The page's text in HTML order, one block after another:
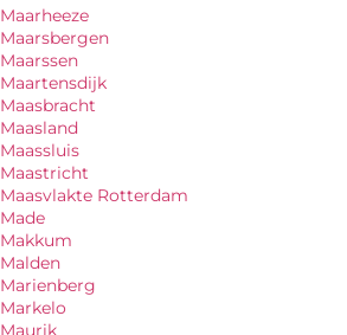
Maarheeze
Maarsbergen
Maarssen
Maartensdijk
Maasbracht
Maasland
Maassluis
Maastricht
Maasvlakte Rotterdam
Made
Makkum
Malden
Marienberg
Markelo
Maurik